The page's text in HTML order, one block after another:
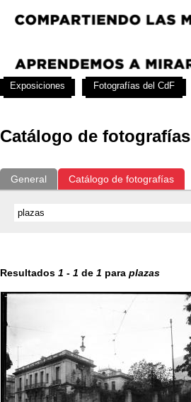
Catálogo de fotografías
General Catálogo de fotografías
Resultados 1 - 1 de 1 para plazas
Exposiciones Fotografías del CdF